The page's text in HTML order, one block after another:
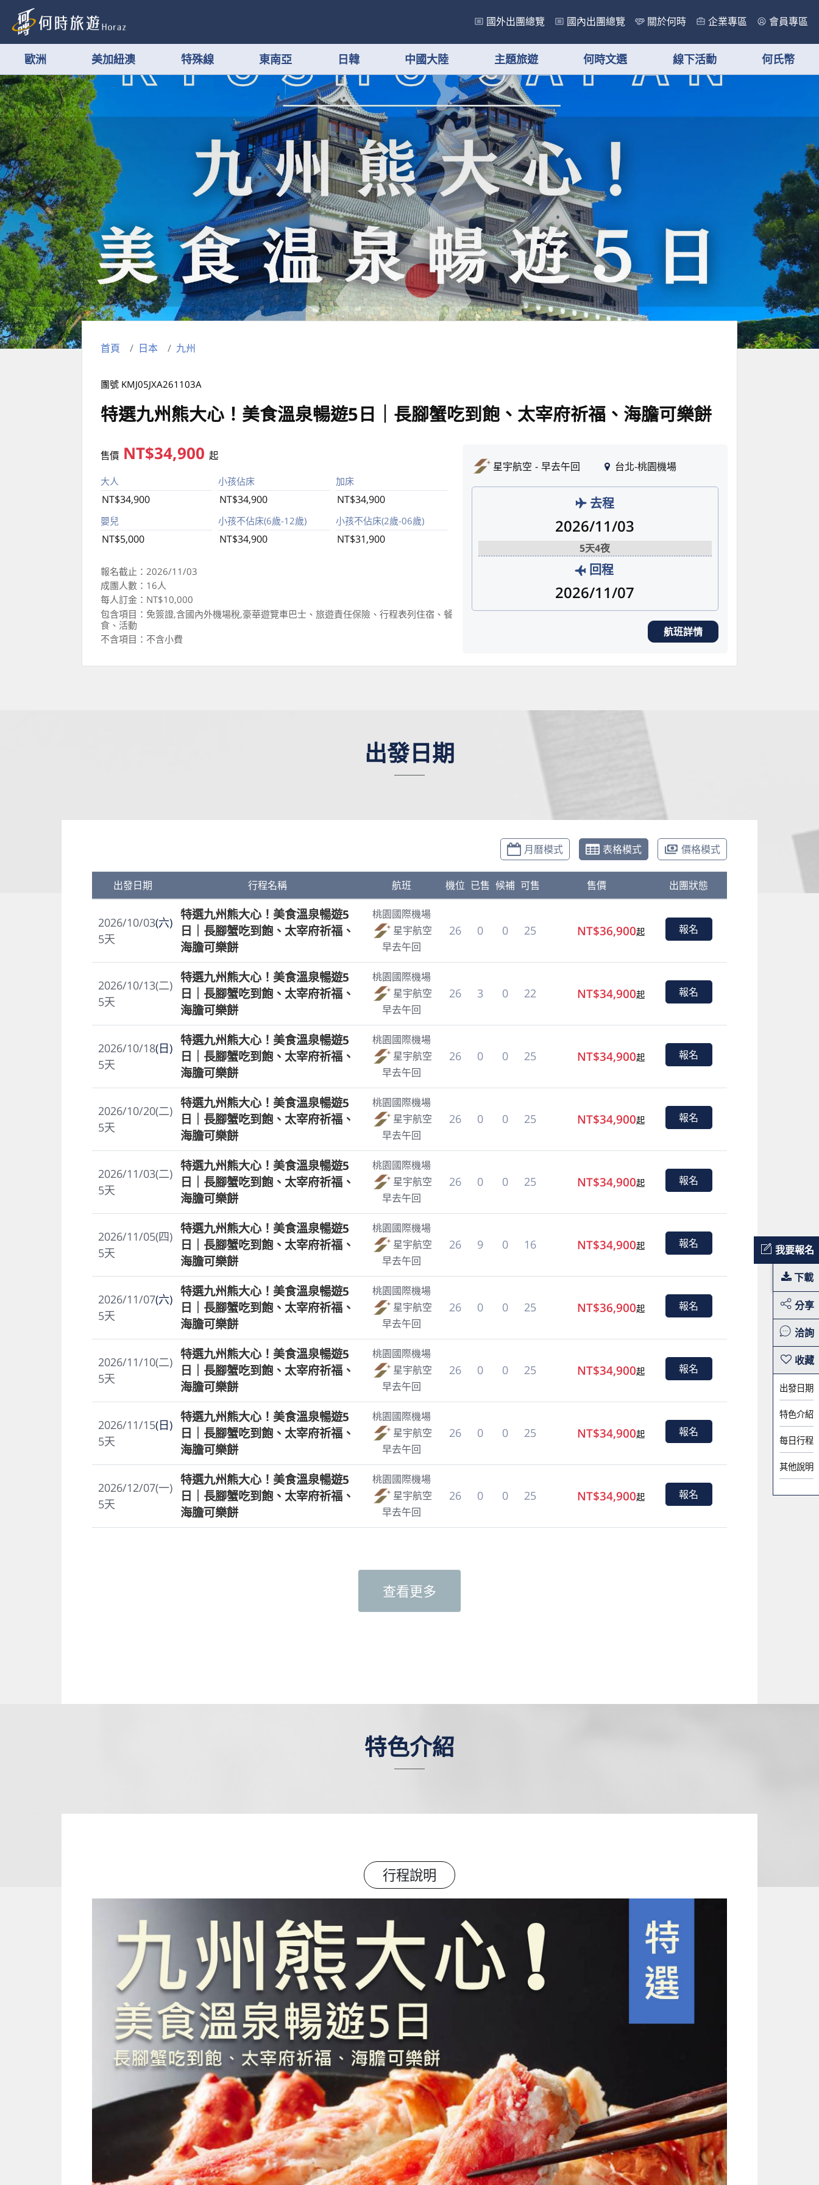
國外出團總覽 國內出團總覽 關於何時 企業專區 會員專區
歐洲 美加紐澳 特殊線 東南亞 日韓 中國大陸 主題旅遊 何時文選 線下活動 何氏幣
我要報名
下載
分享
洽詢
特色介紹
每日行程
其他說明
出發日期
首頁 日本 九州
團號 KMJ05JXA261103A
特選九州熊大心！美食溫泉暢遊5日｜長腳蟹吃到飽、太宰府祈福、海膽可樂餅
售價 NT$34,900起
大人
NT$34,900
小孩佔床
NT$34,900
加床
NT$34,900
嬰兒
NT$5,000
小孩不佔床(6歲-12歲)
NT$34,900
小孩不佔床(2歲-06歲)
NT$31,900
報名截止：2026/11/03
成團人數：16人
每人訂金：NT$10,000
包含項目：免簽證,含國內外機場稅,豪華遊覽車巴士、旅遊責任保險、行程表列住宿、餐
食、活動
不含項目：不含小費
星宇航空 早去午回 台北-桃園機場
去程
2026/11/03
5天4夜
回程
2026/11/07
航班詳情
特色介紹
行程說明
出發日期
月曆模式 表格模式 價格模式
出發日期 行程名稱 航班 機位 已售 候補 可售 售價 出團狀態
2026/10/03(六)
5天
特選九州熊大心！美食溫泉暢遊5
日｜長腳蟹吃到飽、太宰府祈福、
海膽可樂餅
桃園國際機場
星宇航空
早去午回
26 0 0 25 NT$36,900起 報名
2026/10/13(二)
5天
特選九州熊大心！美食溫泉暢遊5
日｜長腳蟹吃到飽、太宰府祈福、
海膽可樂餅
桃園國際機場
星宇航空
早去午回
26 3 0 22 NT$34,900起 報名
2026/10/18(日)
5天
特選九州熊大心！美食溫泉暢遊5
日｜長腳蟹吃到飽、太宰府祈福、
海膽可樂餅
桃園國際機場
星宇航空
早去午回
26 0 0 25 NT$34,900起 報名
2026/10/20(二)
5天
特選九州熊大心！美食溫泉暢遊5
日｜長腳蟹吃到飽、太宰府祈福、
海膽可樂餅
桃園國際機場
星宇航空
早去午回
26 0 0 25 NT$34,900起 報名
2026/11/03(二)
5天
特選九州熊大心！美食溫泉暢遊5
日｜長腳蟹吃到飽、太宰府祈福、
海膽可樂餅
桃園國際機場
星宇航空
早去午回
26 0 0 25 NT$34,900起 報名
2026/11/05(四)
5天
特選九州熊大心！美食溫泉暢遊5
日｜長腳蟹吃到飽、太宰府祈福、
海膽可樂餅
桃園國際機場
星宇航空
早去午回
26 9 0 16 NT$34,900起 報名
2026/11/07(六)
5天
特選九州熊大心！美食溫泉暢遊5
日｜長腳蟹吃到飽、太宰府祈福、
海膽可樂餅
桃園國際機場
星宇航空
早去午回
26 0 0 25 NT$36,900起 報名
2026/11/10(二)
5天
特選九州熊大心！美食溫泉暢遊5
日｜長腳蟹吃到飽、太宰府祈福、
海膽可樂餅
桃園國際機場
星宇航空
早去午回
26 0 0 25 NT$34,900起 報名
2026/11/15(日)
5天
特選九州熊大心！美食溫泉暢遊5
日｜長腳蟹吃到飽、太宰府祈福、
海膽可樂餅
桃園國際機場
星宇航空
早去午回
26 0 0 25 NT$34,900起 報名
2026/12/07(一)
5天
特選九州熊大心！美食溫泉暢遊5
日｜長腳蟹吃到飽、太宰府祈福、
海膽可樂餅
桃園國際機場
星宇航空
早去午回
26 0 0 25 NT$34,900起 報名
查看更多